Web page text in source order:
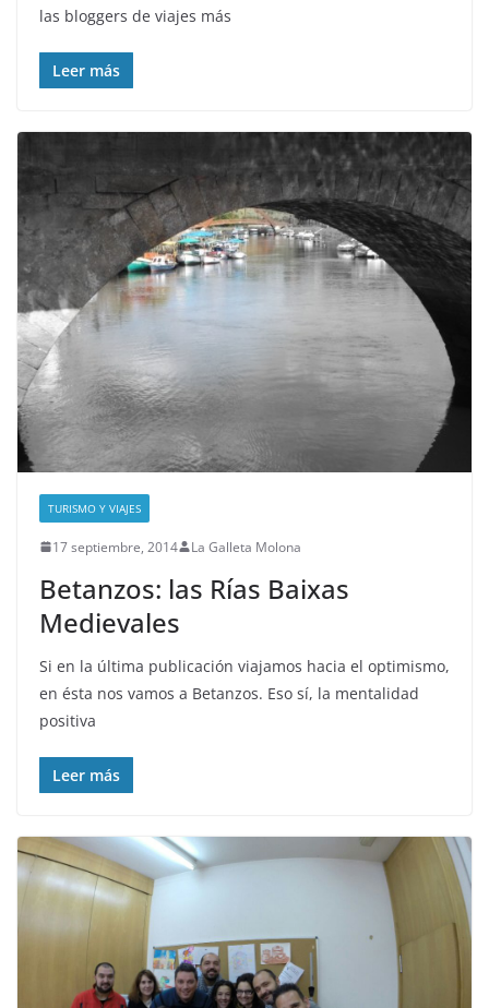
las bloggers de viajes más
Leer más
TURISMO Y VIAJES
17 septiembre, 2014 La Galleta Molona
Betanzos: las Rías Baixas
Medievales
Si en la última publicación viajamos hacia el optimismo,
en ésta nos vamos a Betanzos. Eso sí, la mentalidad
positiva
Leer más